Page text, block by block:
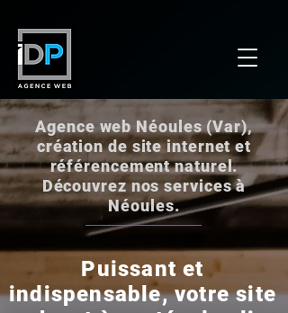
Agence web Néoules (Var),
création de site internet et
référencement naturel.
Découvrez nos services à
Néoules.
Puissant et
indispensable, votre site